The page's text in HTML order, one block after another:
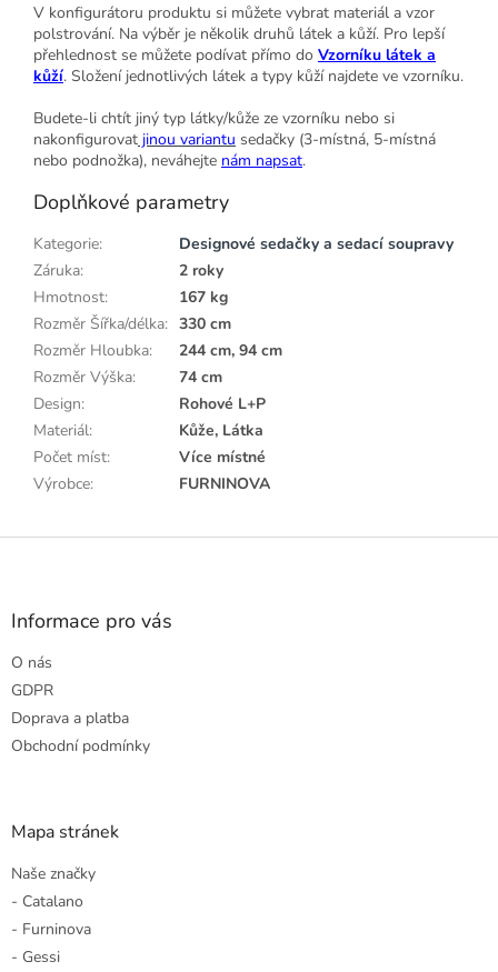
V konfigurátoru produktu si můžete vybrat materiál a vzor
polstrování. Na výběr je několik druhů látek a kůží. Pro lepší
přehlednost se můžete podívat přímo do Vzorníku látek a
kůží. Složení jednotlivých látek a typy kůží najdete ve vzorníku.
Budete-li chtít jiný typ látky/kůže ze vzorníku nebo si
nakonfigurovat jinou variantu sedačky (3-místná, 5-místná
nebo podnožka), neváhejte nám napsat.
Doplňkové parametry
Kategorie:
Designové sedačky a sedací soupravy
Záruka:
2 roky
Hmotnost:
167 kg
Rozměr Šířka/délka: 330 cm
Rozměr Hloubka:
244 cm, 94 cm
Rozměr Výška:
74 cm
Design:
Rohové L+P
Materiál:
Kůže, Látka
Počet míst:
Více místné
Výrobce: FURNINOVA
Z
Informace pro vás
O nás
GDPR
Doprava a platba
Obchodní podmínky
Mapa stránek
Naše značky
- Catalano
- Furninova
- Gessi